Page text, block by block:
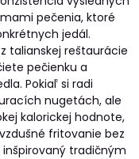
pečenia, ktoré
jedál.
talianskej reštaurácie
pečienku a
Pokiaľ si radi
nugetách, ale
kalorickej hodnote,
fritovanie bez
tradičným